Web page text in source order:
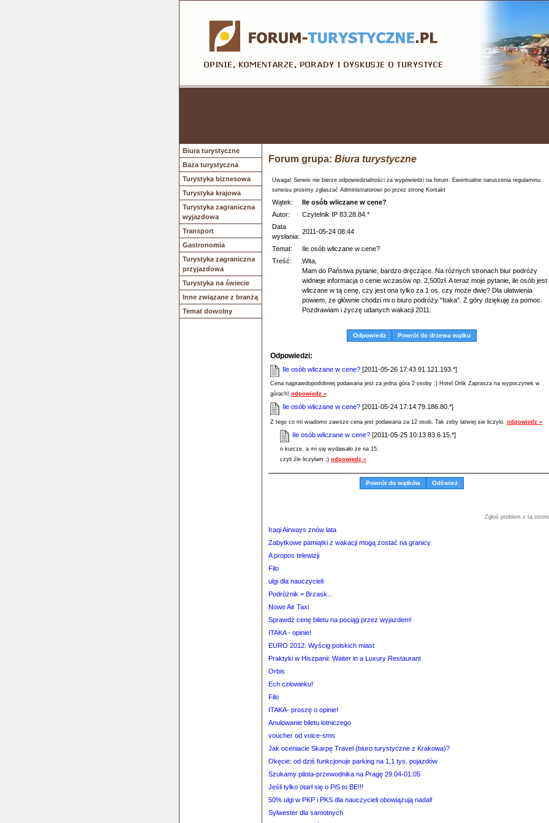
Biura turystyczne
Baza turystyczna
Turystyka biznesowa
Turystyka krajowa
Turystyka zagraniczna
wyjazdowa
Transport
Gastronomia
Turystyka zagraniczna
przyjazdowa
Turystyka na świecie
Inne związane z branżą
Temat dowolny
Forum grupa: Biura turystyczne
Uwaga! Serwis nie bierze odpowiedzialności za wypowiedzi na forum. Ewentualne naruszenia regulaminu
serwisu prosimy zgłaszać Administratorowi po przez stronę Kontakt
Wątek:
Ile osób wliczane w cene?
Autor:
Czytelnik IP 83.28.84.*
Data
wysłania:
2011-05-24 08:44
Temat:
Ile osób wliczane w cene?
Treść:
Wita,
Mam do Państwa pytanie, bardzo dręczące. Na różnych stronach biur podróży
widnieje informacja o cenie wczasów np. 2,500zł. A teraz moje pytanie, ile osób jest
wliczane w tą cenę, czy jest ona tylko za 1 os. czy może dwie? Dla ułatwienia
powiem, że głównie chodzi mi o biuro podróży "Itaka". Z góry dziękuję za pomoc.
Pozdrawiam i życzę udanych wakacji 2011.
Odpowiedz Powrót do drzewa wątku
Odpowiedzi:
Ile osób wliczane w cene? [2011-05-26 17:43 91.121.193.*]
Cena najprawdopodobniej podawana jest za jedna góra 2 osoby ;) Hotel Orlik Zaprasza na wypoczynek w
górach! odpowiedz »
Ile osób wliczane w cene? [2011-05-24 17:14 79.186.80.*]
Z tego co mi wiadomo zawsze cena jest podawana za 12 osob. Tak zeby latwiej sie liczylo. odpowiedz »
Ile osób wliczane w cene? [2011-05-25 10:13 83.6.15.*]
o kurcze, a mi się wydawało że na 15.
czyli źle liczyłam ;) odpowiedz »
Powrót do wątków Odśwież
Zgłoś problem z tą
Iraqi Airways znów lata
Zabytkowe pamiątki z wakacji mogą zostać na granicy
A propos telewizji
Filo
ulgi dla nauczycieli
Podróżnik = Brzask...
Nowe Air Taxi
Sprawdź cenę biletu na pociąg przez wyjazdem!
ITAKA - opinie!
EURO 2012: Wyścig polskich miast
Praktyki w Hiszpanii: Waiter in a Luxury Restaurant
Orbis
Ech człowieku!
Filo
ITAKA- proszę o opinie!
Anulowanie biletu lotniczego
voucher od voice-sms
Jak oceniacie Skarpę Travel (biuro turystyczne z Krakowa)?
Okęcie: od dziś funkcjonuje parking na 1,1 tys. pojazdów
Szukamy pilota-przewodnika na Pragę 29.04-01.05
Jeśli tylko otarł się o PiS to BE!!!
50% ulgi w PKP i PKS dla nauczycieli obowiązują nadal!
Sylwester dla samotnych